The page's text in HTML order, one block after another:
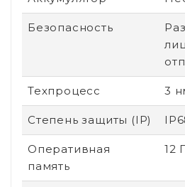
Безопасность
Техпроцесс 3
Степень защиты (IP)
Оперативная
память
12